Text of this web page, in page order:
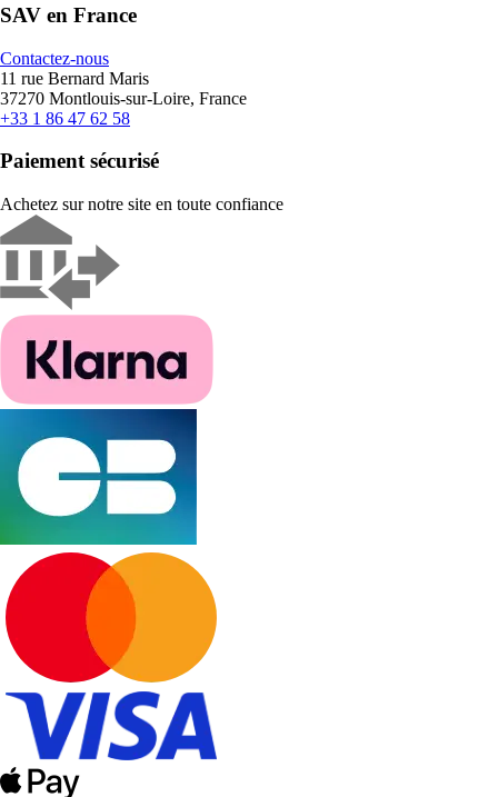
SAV en France
Contactez-nous
11 rue Bernard Maris
37270 Montlouis-sur-Loire, France
+33 1 86 47 62 58
Paiement sécurisé
Achetez sur notre site en toute confiance